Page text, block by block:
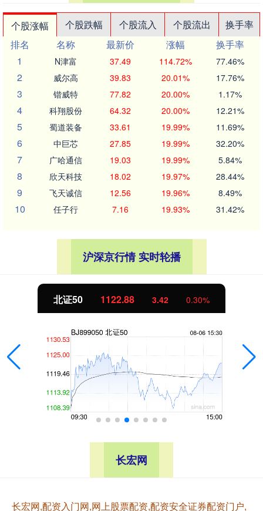
个股涨幅 个股跌幅 个股流入 个股流出
换手率
排名
名称 最新价 涨幅
换手率
1
N津富 37.49 114.72% 77.46%
2 威尔高 39.83 20.01% 17.76%
3 锴威特 77.82 20.00% 1.17%
4 科翔股份 64.32 20.00% 12.21%
5 蜀道装备 33.61 19.99% 11.69%
6 中巨芯 27.85 19.99% 32.20%
7 广哈通信 19.03 19.99% 5.84%
8 欣天科技 18.02 19.97% 28.44%
9 飞天诚信 12.56 19.96% 8.49%
10 任子行 7.16 19.93% 31.42%
沪深京行情 实时轮播
0.30% 创业板指
长宏网
长宏网,配资入门网,网上股票配资,配资安全证券配资门户,